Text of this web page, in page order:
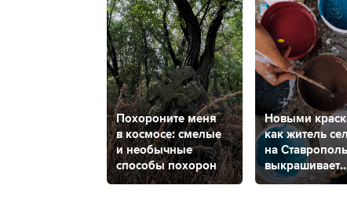
Похороните меня
в космосе: смелые
и необычные
способы похорон
Новыми
как житель
на
выкрашивает
пластиком